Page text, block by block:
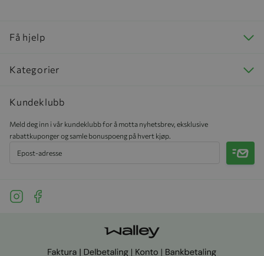
Få hjelp
Kategorier
Kundeklubb
Meld deg inn i vår kundeklubb for å motta nyhetsbrev, eksklusive
rabattkuponger og samle bonuspoeng på hvert kjøp.
Meld
See our Instagram
See our Facebook